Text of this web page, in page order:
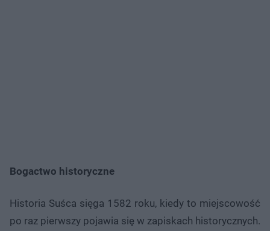
Bogactwo historyczne
Historia Suśca sięga 1582 roku, kiedy to miejscowość
po raz pierwszy pojawia się w zapiskach historycznych.